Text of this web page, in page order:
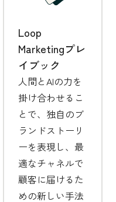
Loop
Marketingプレ
イブック
人間とAIの力を
掛け合わせるこ
とで、独自のブ
ランドストーリ
ーを表現し、最
適なチャネルで
顧客に届けるた
めの新しい手法